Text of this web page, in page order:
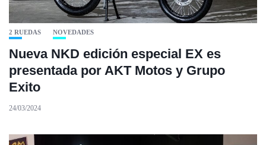
2 RUEDAS NOVEDADES
Nueva NKD edición especial EX es
presentada por AKT Motos y Grupo
Exito
24/03/2024